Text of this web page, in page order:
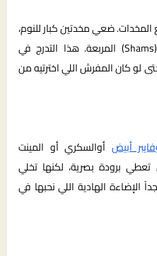
المخدات. ضعي مخدتين كبار للنوم،
وقدمي قدامهم مخدات الديكور (Shams) المربعة. هذا التدرج في
لو كان المفرش اللي اخترتيه من
أبيض أوالسكري أو المينت
تعطي برودة بصرية، لكنها تخلي
الإضاءة الهادية اللي نحبها في